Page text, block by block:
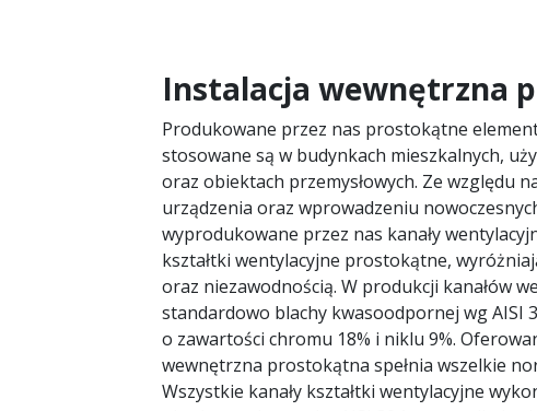
Instalacja wewnętrzna
Produkowane przez nas prostokątne
stosowane są w budynkach mieszkalnych,
oraz obiektach przemysłowych. Ze względu
urządzenia oraz wprowadzeniu
wyprodukowane przez nas kanały
kształtki wentylacyjne prostokątne,
oraz niezawodnością. W produkcji kanałów
standardowo blachy kwasoodpornej wg AISI
o zawartości chromu 18% i niklu 9%.
wewnętrzna prostokątna spełnia wszelkie
Wszystkie kanały kształtki wentylacyjne